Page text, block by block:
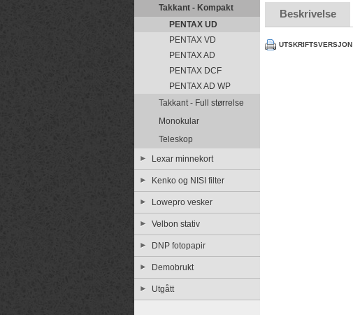
Takkant - Kompakt
PENTAX UD
PENTAX VD
PENTAX AD
PENTAX DCF
PENTAX AD WP
Takkant - Full størrelse
Monokular
Teleskop
Lexar minnekort
Kenko og NISI filter
Lowepro vesker
Velbon stativ
DNP fotopapir
Demobrukt
Utgått
Beskrivelse
UTSKRIFTSVERSJON